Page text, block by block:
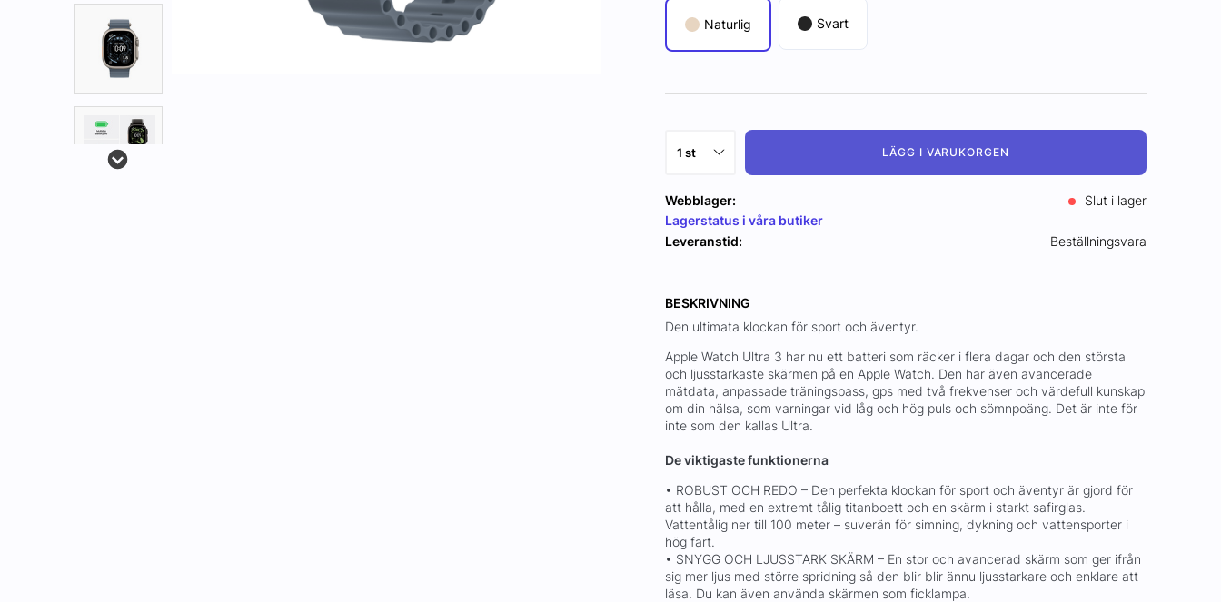
Naturlig Svart
LÄGG I VARUKORGEN
Webblager:
Slut i lager
Lagerstatus i våra butiker
Leveranstid:
Beställningsvara
BESKRIVNING
Den ultimata klockan för sport och äventyr.
Apple Watch Ultra 3 har nu ett batteri som räcker i flera dagar och den största
och ljusstarkaste skärmen på en Apple Watch. Den har även avancerade
mätdata, anpassade träningspass, gps med två frekvenser och värdefull kunskap
om din hälsa, som varningar vid låg och hög puls och sömnpoäng. Det är inte för
inte som den kallas Ultra.
De viktigaste funktionerna
• ROBUST OCH REDO – Den perfekta klockan för sport och äventyr är gjord för
att hålla, med en extremt tålig titanboett och en skärm i starkt safirglas.
Vattentålig ner till 100 meter – suverän för simning, dykning och vattensporter i
hög fart.
• SNYGG OCH LJUSSTARK SKÄRM – En stor och avancerad skärm som ger ifrån
sig mer ljus med större spridning så den blir blir ännu ljusstarkare och enklare att
läsa. Du kan även använda skärmen som ficklampa.